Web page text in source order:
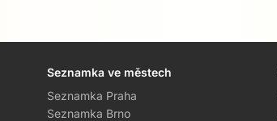
Přejít na hlavní obsah
Seznamka ve městech
Seznamka Praha
Seznamka Brno